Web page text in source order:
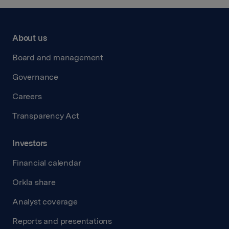
About us
Board and management
Governance
Careers
Transparency Act
Investors
Financial calendar
Orkla share
Analyst coverage
Reports and presentations